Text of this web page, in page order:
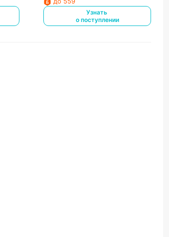
Узнать
о поступлении